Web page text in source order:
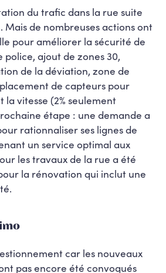
du trafic dans la rue suite
de nombreuses actions ont
pour améliorer la sécurité de
ajout de zones 30,
de la déviation, zone de
de capteurs pour
vitesse (2% seulement
étape : une demande a
rationnaliser ses lignes de
un service optimal aux
les travaux de la rue a été
la rénovation qui inclut une
car les nouveaux
pas encore été convoqués